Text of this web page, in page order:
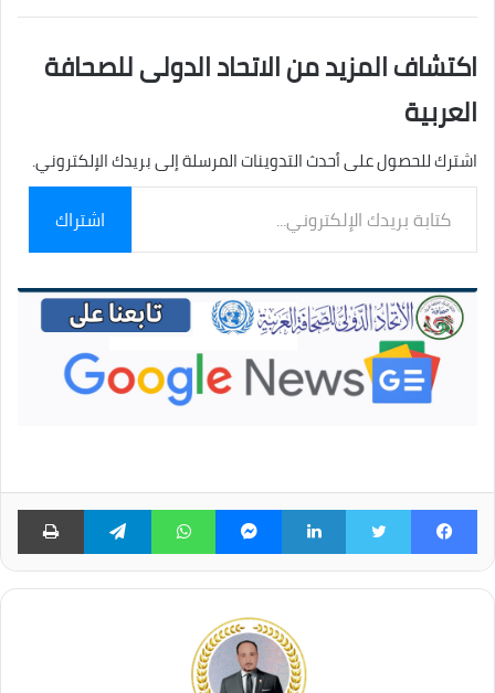
اكتشاف المزيد من الاتحاد الدولى للصحافة
العربية
اشترك للحصول على أحدث التدوينات المرسلة إلى بريدك الإلكتروني.
بريدك
الإلكتروني...
اشتراك
فيسبوك لينكدإن ماسنجر واتساب تيلقرام